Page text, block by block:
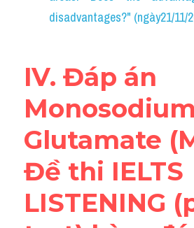
disadvantages?" (ngày21/11/
IV. Đáp án
Monosodium
Glutamate
Đề thi IELTS
LISTENING